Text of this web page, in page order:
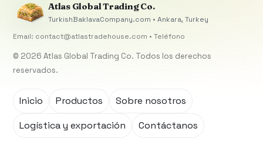
Atlas Global Trading Co.
TurkishBaklavaCompany.com • Ankara, Turkey
Email: contact@atlastradehouse.com • Teléfono
© 2026 Atlas Global Trading Co. Todos los derechos
reservados.
Inicio Productos
Sobre nosotros
Logística y exportación
Contáctanos